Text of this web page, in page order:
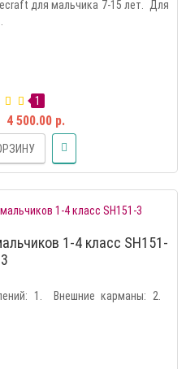
для мальчика 7-15 лет. Для
1
4 500.00 р.
1-4 класс SH151-
3
1. Внешние карманы: 2.